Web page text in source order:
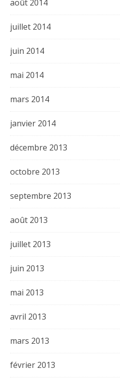
août 2014
juillet 2014
juin 2014
mai 2014
mars 2014
janvier 2014
décembre 2013
octobre 2013
septembre 2013
août 2013
juillet 2013
juin 2013
mai 2013
avril 2013
mars 2013
février 2013